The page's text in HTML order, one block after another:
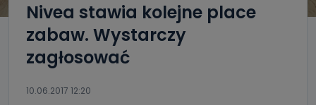
Nivea stawia kolejne place
zabaw. Wystarczy
zagłosować
10.06.2017 12:20